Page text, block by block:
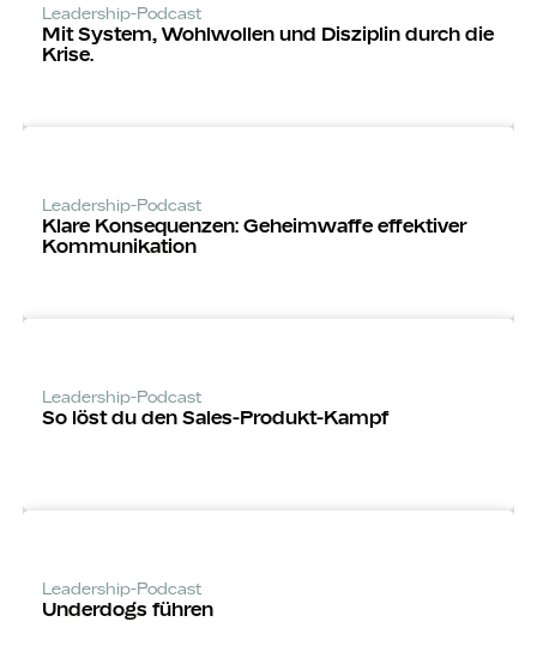
Leadership-Podcast
Mit System, Wohlwollen und Disziplin durch die
Krise.
Leadership-Podcast
Klare Konsequenzen: Geheimwaffe effektiver
Kommunikation
Leadership-Podcast
So löst du den Sales-Produkt-Kampf
Leadership-Podcast
Underdogs führen